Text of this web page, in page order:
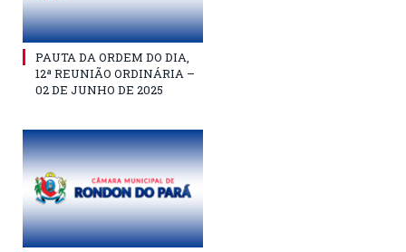
PAUTA DA ORDEM DO DIA,
12ª REUNIÃO ORDINÁRIA –
02 DE JUNHO DE 2025